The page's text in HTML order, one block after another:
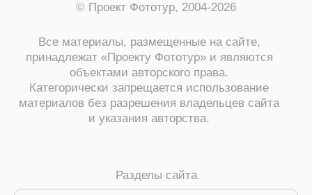
© Проект Фототур, 2004-2026
Все материалы, размещенные на сайте,
принадлежат «Проекту Фототур» и являются
объектами авторского права.
Категорически запрещается использование
материалов без разрешения владельцев сайта
и указания авторства.
Разделы сайта